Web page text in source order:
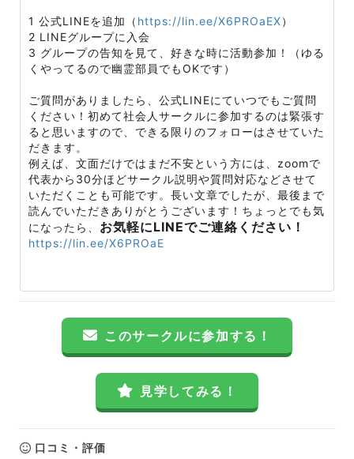
1 公式LINEを追加（ https://lin.ee/X6PROaEX）
2 LINEグループに入会
3 グループの告知を見て、好きな時に活動参加！（ゆる
くやってるので幽霊部員でもOKです）
ご質問がありましたら、公式LINEにていつでもご質問
ください！初めて社会人サークルに参加するのは緊張す
ると思いますので、できる限りのフォローはさせていた
だきます。
例えば、文面だけではまだ不安という方には、zoomで
代表から30分ほどサークル説明や質問対応などさせて
いただくことも可能です。長い文章でしたが、最後まで
読んでいただきありがとうございます！ちょっとでも気
になったら、 お気軽にLINEでご連絡ください！
https://lin.ee/X6PROaE
このサークルに参加する！
見学してみる！
口コミ・評価